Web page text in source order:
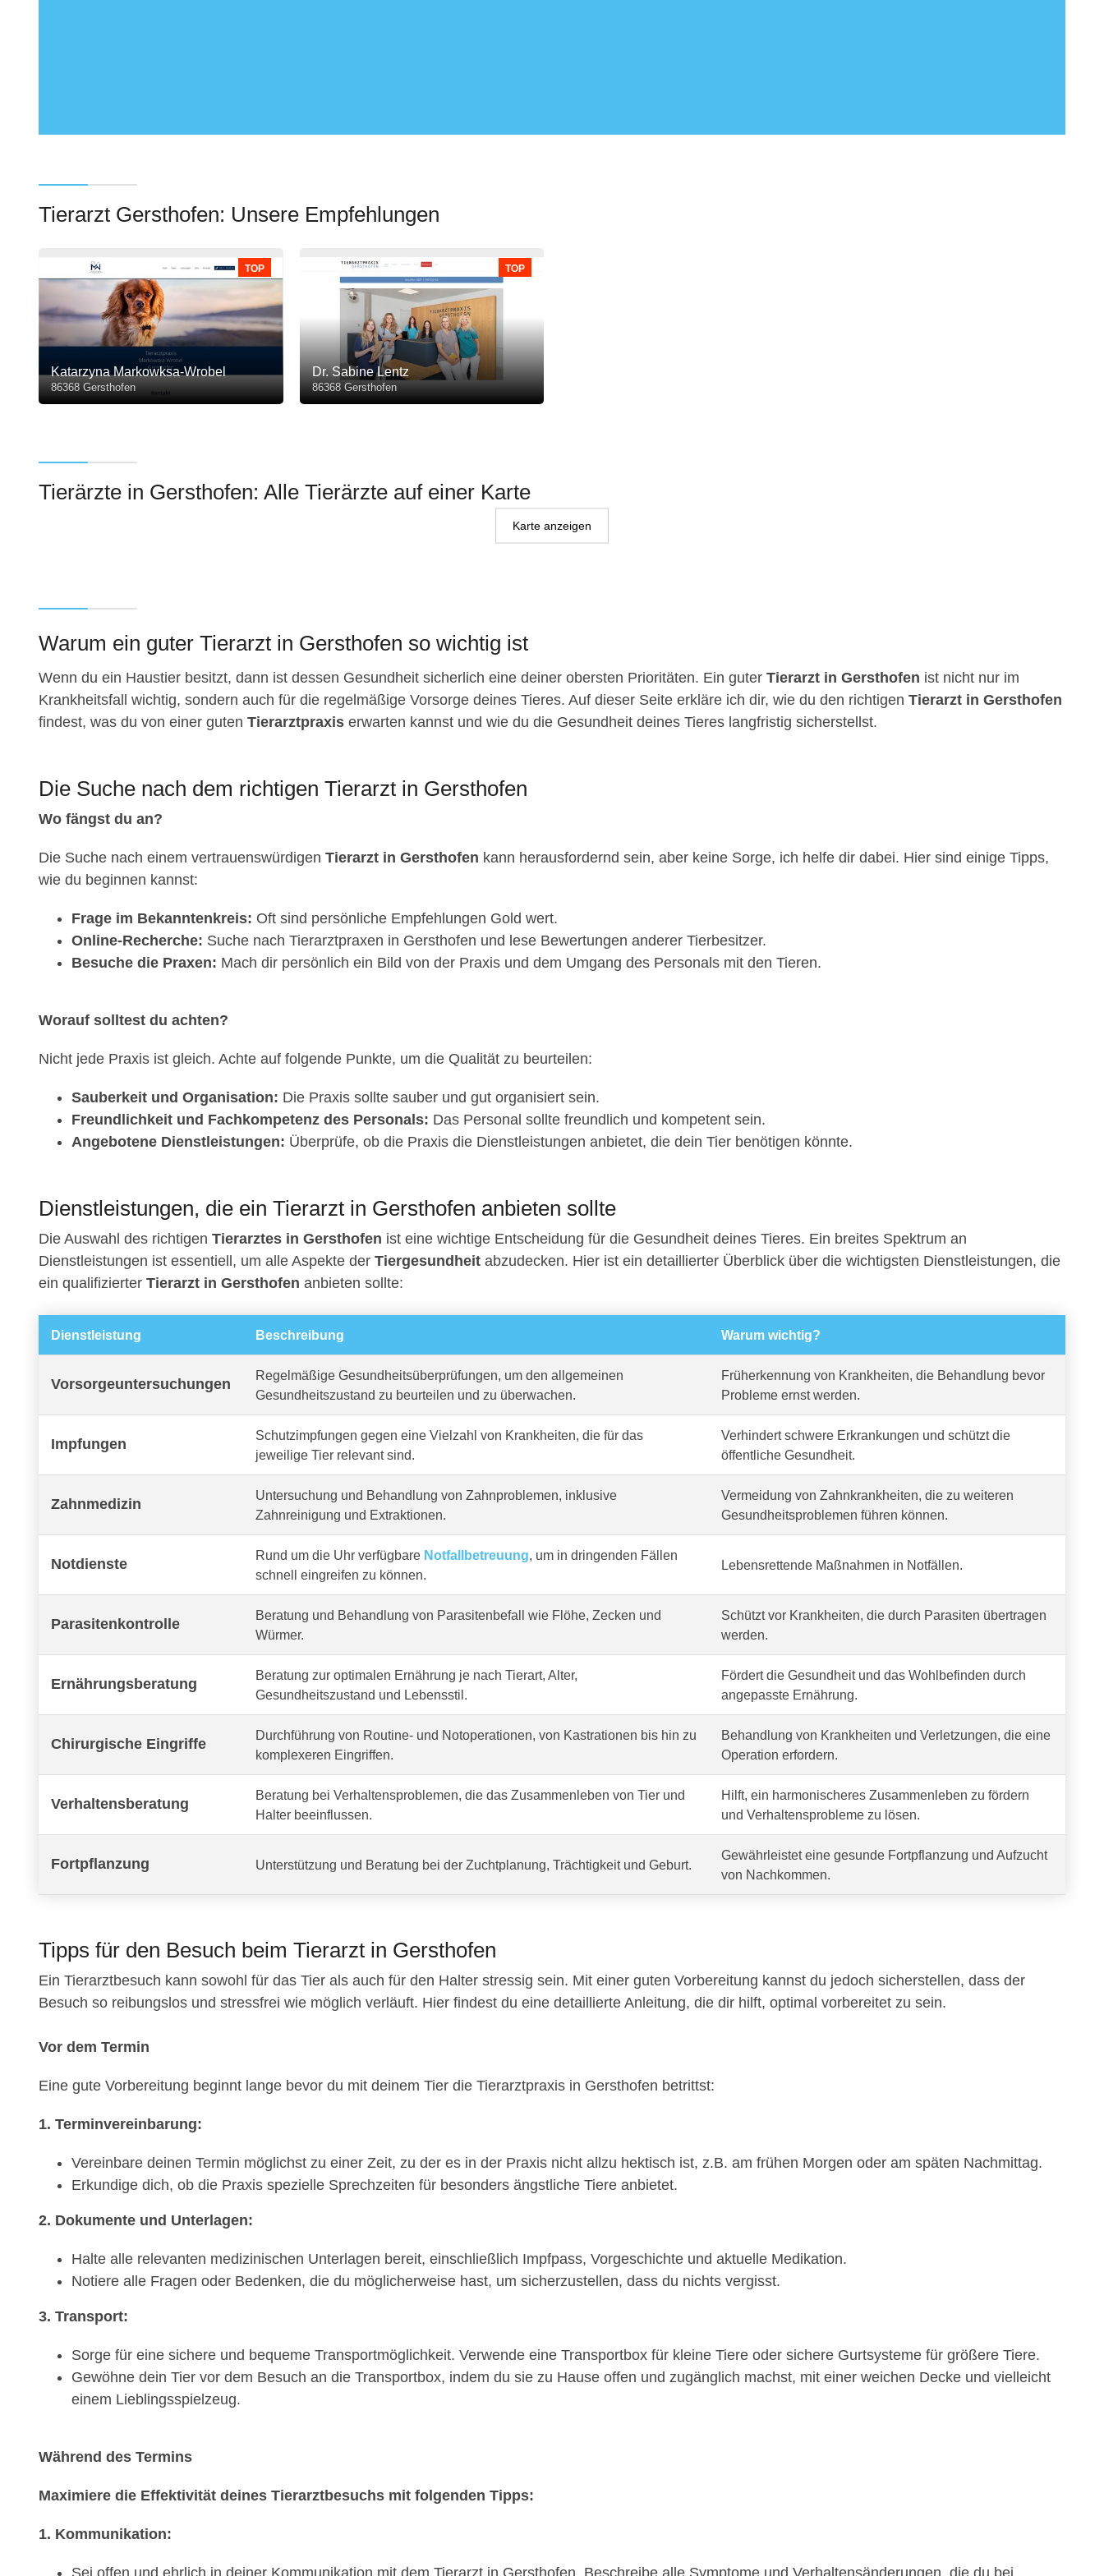
Tierarzt Gersthofen: Unsere Empfehlungen
TOP
Katarzyna Markowksa-Wrobel
86368 Gersthofen
TOP
Dr. Sabine Lentz
86368 Gersthofen
Tierärzte in Gersthofen: Alle Tierärzte auf einer Karte
Karte anzeigen
Warum ein guter Tierarzt in Gersthofen so wichtig ist
Wenn du ein Haustier besitzt, dann ist dessen Gesundheit sicherlich eine deiner obersten Prioritäten. Ein guter Tierarzt in Gersthofen ist nicht nur im
Krankheitsfall wichtig, sondern auch für die regelmäßige Vorsorge deines Tieres. Auf dieser Seite erkläre ich dir, wie du den richtigen Tierarzt in Gersthofen
findest, was du von einer guten Tierarztpraxis erwarten kannst und wie du die Gesundheit deines Tieres langfristig sicherstellst.
Die Suche nach dem richtigen Tierarzt in Gersthofen
Wo fängst du an?
Die Suche nach einem vertrauenswürdigen Tierarzt in Gersthofen kann herausfordernd sein, aber keine Sorge, ich helfe dir dabei. Hier sind einige Tipps,
wie du beginnen kannst:
Frage im Bekanntenkreis: Oft sind persönliche Empfehlungen Gold wert.
Online-Recherche: Suche nach Tierarztpraxen in Gersthofen und lese Bewertungen anderer Tierbesitzer.
Besuche die Praxen: Mach dir persönlich ein Bild von der Praxis und dem Umgang des Personals mit den Tieren.
Worauf solltest du achten?
Nicht jede Praxis ist gleich. Achte auf folgende Punkte, um die Qualität zu beurteilen:
Sauberkeit und Organisation: Die Praxis sollte sauber und gut organisiert sein.
Freundlichkeit und Fachkompetenz des Personals: Das Personal sollte freundlich und kompetent sein.
Angebotene Dienstleistungen: Überprüfe, ob die Praxis die Dienstleistungen anbietet, die dein Tier benötigen könnte.
Dienstleistungen, die ein Tierarzt in Gersthofen anbieten sollte
Die Auswahl des richtigen Tierarztes in Gersthofen ist eine wichtige Entscheidung für die Gesundheit deines Tieres. Ein breites Spektrum an
Dienstleistungen ist essentiell, um alle Aspekte der Tiergesundheit abzudecken. Hier ist ein detaillierter Überblick über die wichtigsten Dienstleistungen, die
ein qualifizierter Tierarzt in Gersthofen anbieten sollte:
Dienstleistung Beschreibung Warum wichtig?
Vorsorgeuntersuchungen
Regelmäßige Gesundheitsüberprüfungen, um den allgemeinen
Gesundheitszustand zu beurteilen und zu überwachen.
Früherkennung von Krankheiten, die Behandlung bevor
Probleme ernst werden.
Impfungen
Schutzimpfungen gegen eine Vielzahl von Krankheiten, die für das
jeweilige Tier relevant sind.
Verhindert schwere Erkrankungen und schützt die
öffentliche Gesundheit.
Zahnmedizin
Untersuchung und Behandlung von Zahnproblemen, inklusive
Zahnreinigung und Extraktionen.
Vermeidung von Zahnkrankheiten, die zu weiteren
Gesundheitsproblemen führen können.
Notdienste
Rund um die Uhr verfügbare Notfallbetreuung, um in dringenden Fällen
schnell eingreifen zu können.
Lebensrettende Maßnahmen in Notfällen.
Parasitenkontrolle
Beratung und Behandlung von Parasitenbefall wie Flöhe, Zecken und
Würmer.
Schützt vor Krankheiten, die durch Parasiten übertragen
werden.
Ernährungsberatung
Beratung zur optimalen Ernährung je nach Tierart, Alter,
Gesundheitszustand und Lebensstil.
Fördert die Gesundheit und das Wohlbefinden durch
angepasste Ernährung.
Chirurgische Eingriffe
Durchführung von Routine- und Notoperationen, von Kastrationen bis hin zu
komplexeren Eingriffen.
Behandlung von Krankheiten und Verletzungen, die eine
Operation erfordern.
Verhaltensberatung
Beratung bei Verhaltensproblemen, die das Zusammenleben von Tier und
Halter beeinflussen.
Hilft, ein harmonischeres Zusammenleben zu fördern
und Verhaltensprobleme zu lösen.
Fortpflanzung Unterstützung und Beratung bei der Zuchtplanung, Trächtigkeit und Geburt.
Gewährleistet eine gesunde Fortpflanzung und Aufzucht
von Nachkommen.
Tipps für den Besuch beim Tierarzt in Gersthofen
Ein Tierarztbesuch kann sowohl für das Tier als auch für den Halter stressig sein. Mit einer guten Vorbereitung kannst du jedoch sicherstellen, dass der
Besuch so reibungslos und stressfrei wie möglich verläuft. Hier findest du eine detaillierte Anleitung, die dir hilft, optimal vorbereitet zu sein.
Vor dem Termin
Eine gute Vorbereitung beginnt lange bevor du mit deinem Tier die Tierarztpraxis in Gersthofen betrittst:
1. Terminvereinbarung:
Vereinbare deinen Termin möglichst zu einer Zeit, zu der es in der Praxis nicht allzu hektisch ist, z.B. am frühen Morgen oder am späten Nachmittag.
Erkundige dich, ob die Praxis spezielle Sprechzeiten für besonders ängstliche Tiere anbietet.
2. Dokumente und Unterlagen:
Halte alle relevanten medizinischen Unterlagen bereit, einschließlich Impfpass, Vorgeschichte und aktuelle Medikation.
Notiere alle Fragen oder Bedenken, die du möglicherweise hast, um sicherzustellen, dass du nichts vergisst.
3. Transport:
Sorge für eine sichere und bequeme Transportmöglichkeit. Verwende eine Transportbox für kleine Tiere oder sichere Gurtsysteme für größere Tiere.
Gewöhne dein Tier vor dem Besuch an die Transportbox, indem du sie zu Hause offen und zugänglich machst, mit einer weichen Decke und vielleicht
einem Lieblingsspielzeug.
Während des Termins
Maximiere die Effektivität deines Tierarztbesuchs mit folgenden Tipps:
1. Kommunikation: